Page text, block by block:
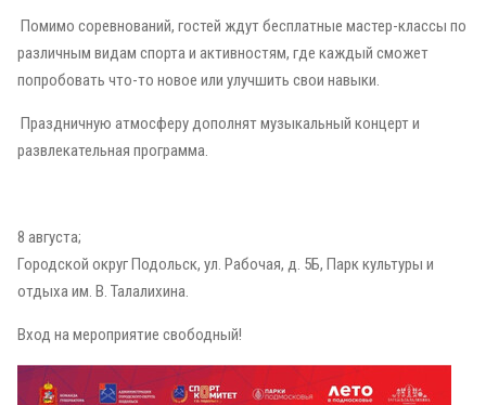
Помимо соревнований, гостей ждут бесплатные мастер-классы по
различным видам спорта и активностям, где каждый сможет
попробовать что-то новое или улучшить свои навыки.
Праздничную атмосферу дополнят музыкальный концерт и
развлекательная программа.
8 августа;
Городской округ Подольск, ул. Рабочая, д. 5Б, Парк культуры и
отдыха им. В. Талалихина.
Вход на мероприятие свободный!